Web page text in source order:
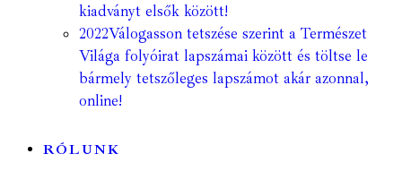
kiadványt elsők között!
2022Válogasson tetszése szerint a Természet
Világa folyóirat lapszámai között és töltse le
bármely tetszőleges lapszámot akár azonnal,
online!
RÓLUNK